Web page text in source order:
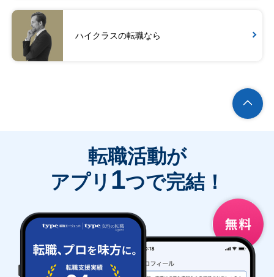
ハイクラスの転職なら
転職活動が
アプリ 1つで完結！